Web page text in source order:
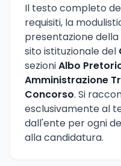
Il testo completo
requisiti, la
presentazione
sito istituzionale del
sezioniAlbo
Amministrazione
Concorso. Si
esclusivamente al
dall'ente per ogni
alla candidatura.